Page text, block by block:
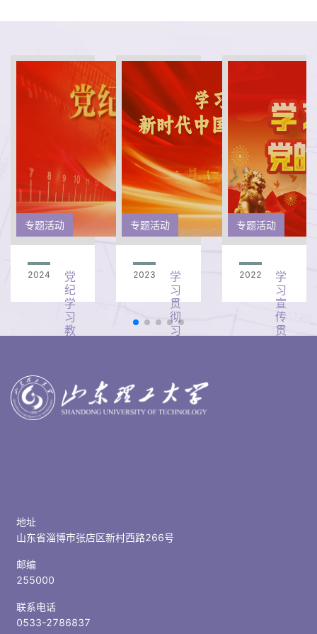
专题活动
2024
党
纪
学
习
教
专题活动
2023
学
习
贯
彻
习
时
代
中
想
主
专题活动
2022
学
习
宣
传
贯
地址
山东省淄博市张店区新村西路266号
邮编
255000
联系电话
0533-2786837